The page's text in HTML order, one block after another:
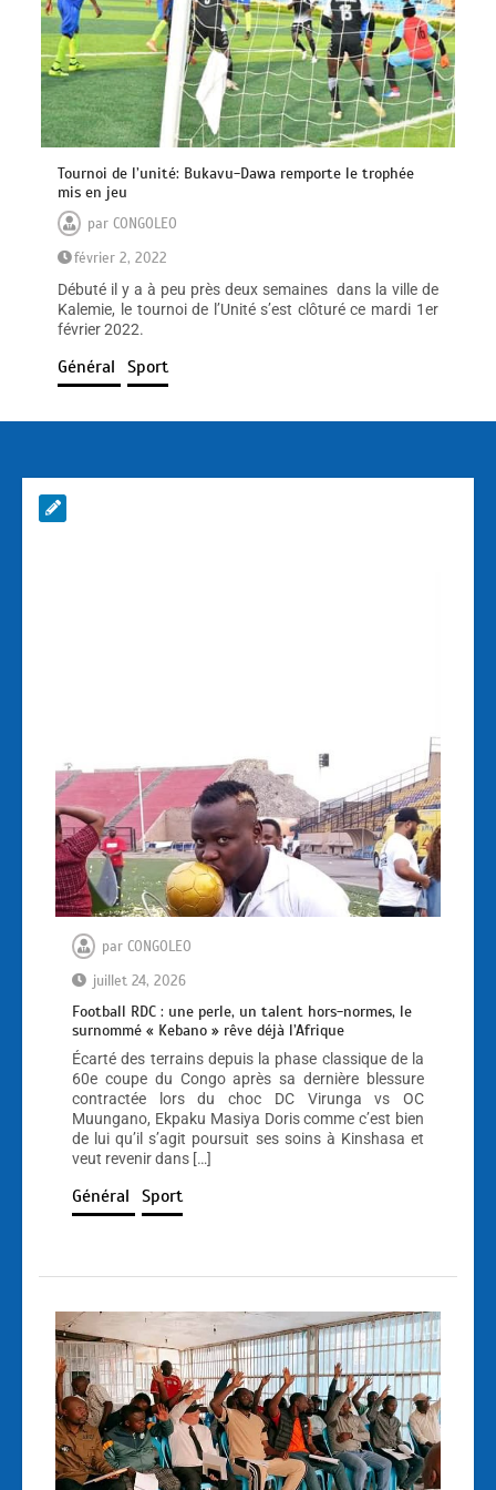
Tournoi de l’unité: Bukavu-Dawa remporte le trophée
mis en jeu
parCONGOLEO
février 2, 2022
Débuté il y a à peu près deux semaines dans la ville de
Kalemie, le tournoi de l’Unité s’est clôturé ce mardi 1er
février 2022.
Général Sport
par CONGOLEO
juillet 24, 2026
Football RDC : une perle, un talent hors-normes, le
surnommé « Kebano » rêve déjà l’Afrique
Écarté des terrains depuis la phase classique de la
60e coupe du Congo après sa dernière blessure
contractée lors du choc DC Virunga vs OC
Muungano, Ekpaku Masiya Doris comme c’est bien
de lui qu’il s’agit poursuit ses soins à Kinshasa et
veut revenir dans […]
Général Sport